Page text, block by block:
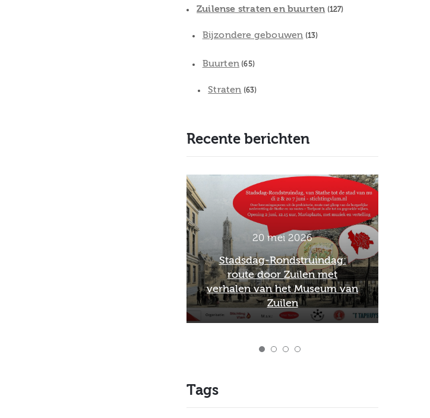
Zuilense straten en buurten (127)
Bijzondere gebouwen (13)
Buurten (65)
Straten (63)
Recente berichten
2 maart 2026
Officieel afscheid Wim van
Scharenburg als directeur van
het Museum van Zuilen
Tags